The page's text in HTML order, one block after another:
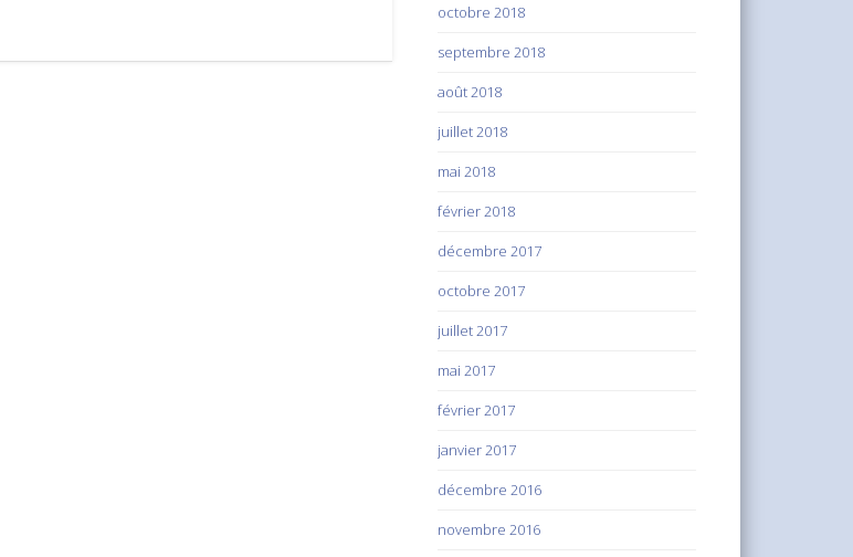
octobre 2018
septembre 2018
août 2018
juillet 2018
mai 2018
février 2018
décembre 2017
octobre 2017
juillet 2017
mai 2017
février 2017
janvier 2017
décembre 2016
novembre 2016